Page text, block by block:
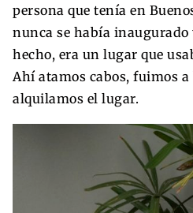
persona que tenía en
nunca se había inaugurado
hecho, era un lugar que
Ahí atamos cabos, fuimos a
alquilamos el lugar.